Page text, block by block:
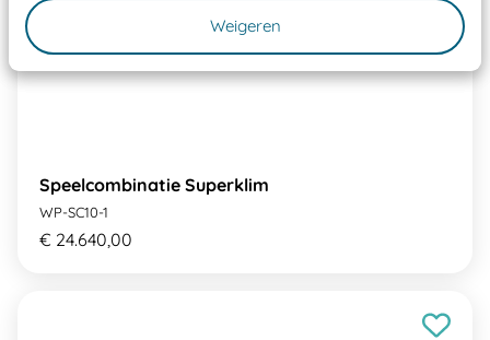
Weigeren
Speelcombinatie Superklim
WP-SC10-1
€ 24.640,00